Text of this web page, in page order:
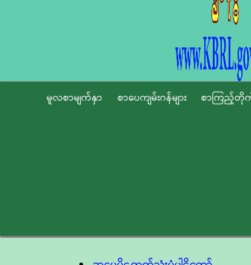
မူလစာမျက်နှာ စာပေကျမ်းဂန်များ စာကြည့်တိုက်